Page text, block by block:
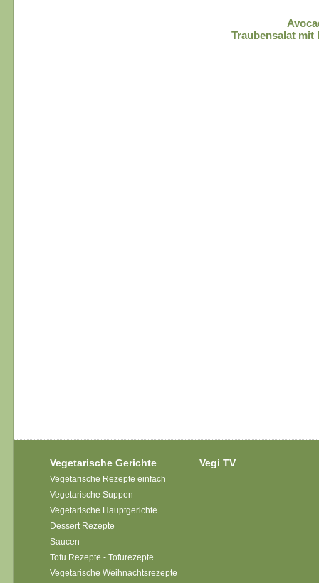
Traubensalat mit
Vegetarische Gerichte
Vegetarische Rezepte einfach
Vegetarische Suppen
Vegetarische Hauptgerichte
Dessert Rezepte
Saucen
Tofu Rezepte - Tofurezepte
Vegetarische Weihnachtsrezepte
Vegi TV